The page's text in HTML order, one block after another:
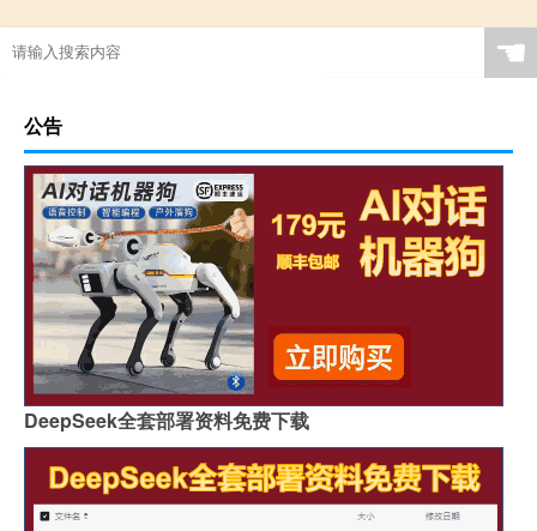
☚
公告
DeepSeek全套部署资料免费下载